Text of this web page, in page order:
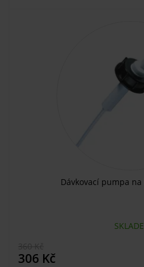
Dávkovací pumpa
306 Kč